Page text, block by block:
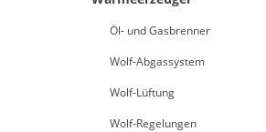
Öl- und Gasbrenner
Wolf-Abgassystem
Wolf-Lüftung
Wolf-Regelungen